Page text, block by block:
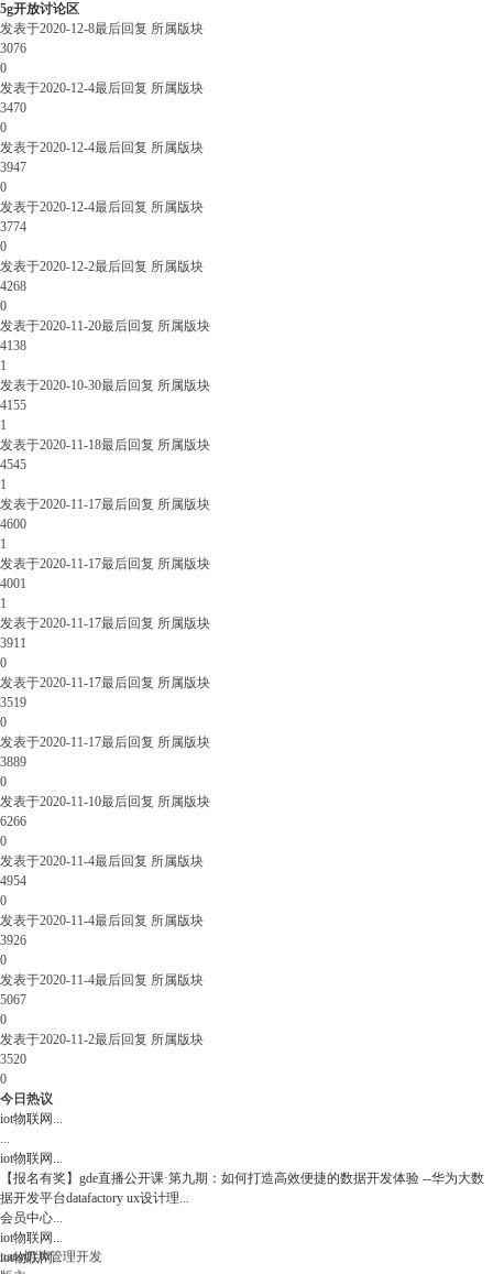
5g开放讨论区
发表于2020-12-8最后回复 所属版块
3076
0
发表于2020-12-4最后回复 所属版块
3470
0
发表于2020-12-4最后回复 所属版块
3947
0
发表于2020-12-4最后回复 所属版块
3774
0
发表于2020-12-2最后回复 所属版块
4268
0
发表于2020-11-20最后回复 所属版块
4138
1
发表于2020-10-30最后回复 所属版块
4155
1
发表于2020-11-18最后回复 所属版块
4545
1
发表于2020-11-17最后回复 所属版块
4600
1
发表于2020-11-17最后回复 所属版块
4001
1
发表于2020-11-17最后回复 所属版块
3911
0
发表于2020-11-17最后回复 所属版块
3519
0
发表于2020-11-17最后回复 所属版块
3889
0
发表于2020-11-10最后回复 所属版块
6266
0
发表于2020-11-4最后回复 所属版块
4954
0
发表于2020-11-4最后回复 所属版块
3926
0
发表于2020-11-4最后回复 所属版块
5067
0
发表于2020-11-2最后回复 所属版块
3520
0
今日热议
iot物联网 ...
...
iot物联网 ...
【报名有奖】gde直播公开课·第九期：如何打造高效便捷的数据开发体验 --华为大数
据开发平台datafactory ux设计理...
会员中心...
iot物联网 ...
iot物联网...
naas切片管理开发